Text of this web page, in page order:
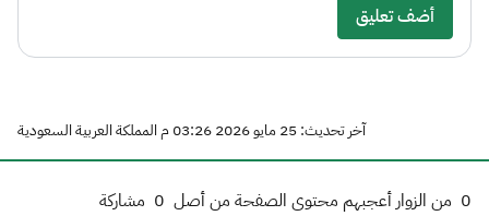
أضف تعليق
آخر تحديث: 25 مايو 2026 03:26 م المملكة العربية السعودية
0 من الزوار أعجبهم محتوى الصفحة من أصل 0 مشاركة